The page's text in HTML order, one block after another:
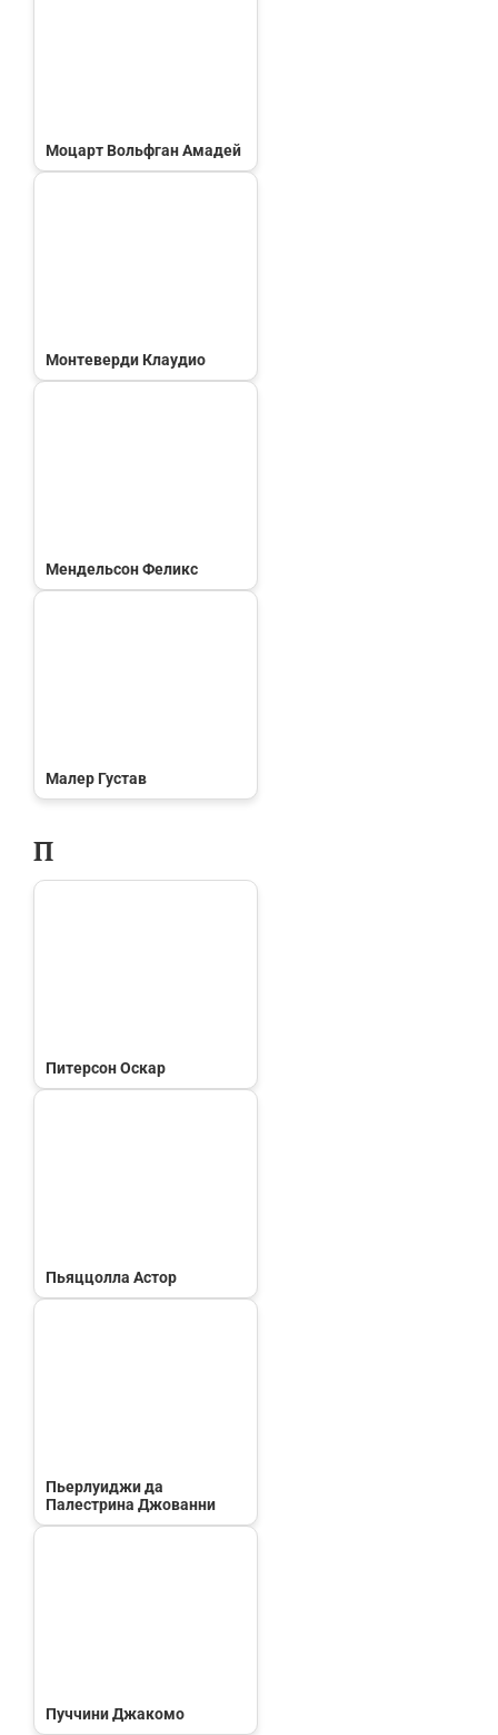
Моцарт Вольфган Амадей
Монтеверди Клаудио
Мендельсон Феликс
Малер Густав
П
Питерсон Оскар
Пьяццолла Астор
Пьерлуиджи да
Палестрина Джованни
Пуччини Джакомо